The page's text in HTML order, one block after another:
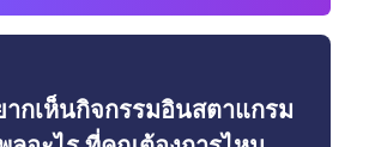
ากเห็นกิจกรรมอินสตาแกรม